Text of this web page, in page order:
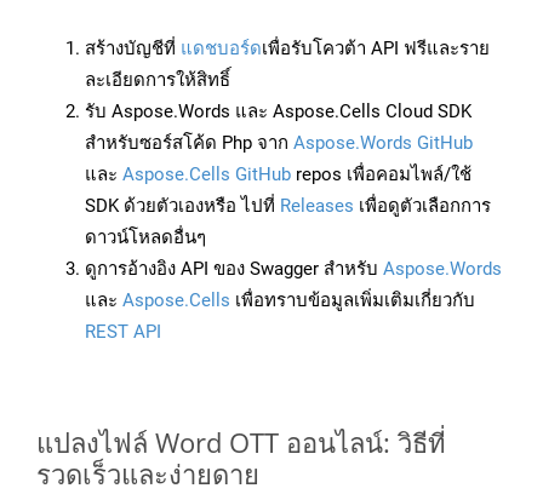
สร้างบัญชีที่ แดชบอร์ดเพื่อรับโควต้า API ฟรีและราย
ละเอียดการให้สิทธิ์
รับ Aspose.Words และ Aspose.Cells Cloud SDK
สำหรับซอร์สโค้ด Php จาก Aspose.Words GitHub
และ Aspose.Cells GitHub repos เพื่อคอมไพล์/ใช้
SDK ด้วยตัวเองหรือ ไปที่ Releases เพื่อดูตัวเลือกการ
ดาวน์โหลดอื่นๆ
ดูการอ้างอิง API ของ Swagger สำหรับ Aspose.Words
และ Aspose.Cells เพื่อทราบข้อมูลเพิ่มเติมเกี่ยวกับ
REST API
แปลงไฟล์ Word OTT ออนไลน์: วิธีที่
รวดเร็วและง่ายดาย